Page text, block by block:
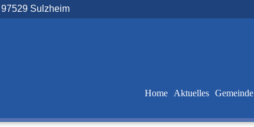
Sulzheim
Home Aktuelles Gemeinde